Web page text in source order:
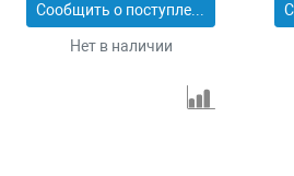
Сообщить о поступлении
Нет в наличии